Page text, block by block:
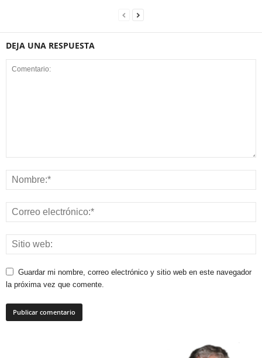
DEJA UNA RESPUESTA
Guardar mi nombre, correo electrónico y sitio web en este navegador
la próxima vez que comente.